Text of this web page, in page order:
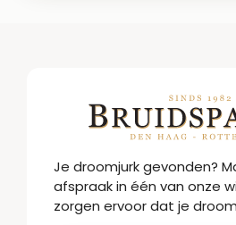
Je droomjurk gevonden?
afspraak in één van onze
zorgen ervoor dat je